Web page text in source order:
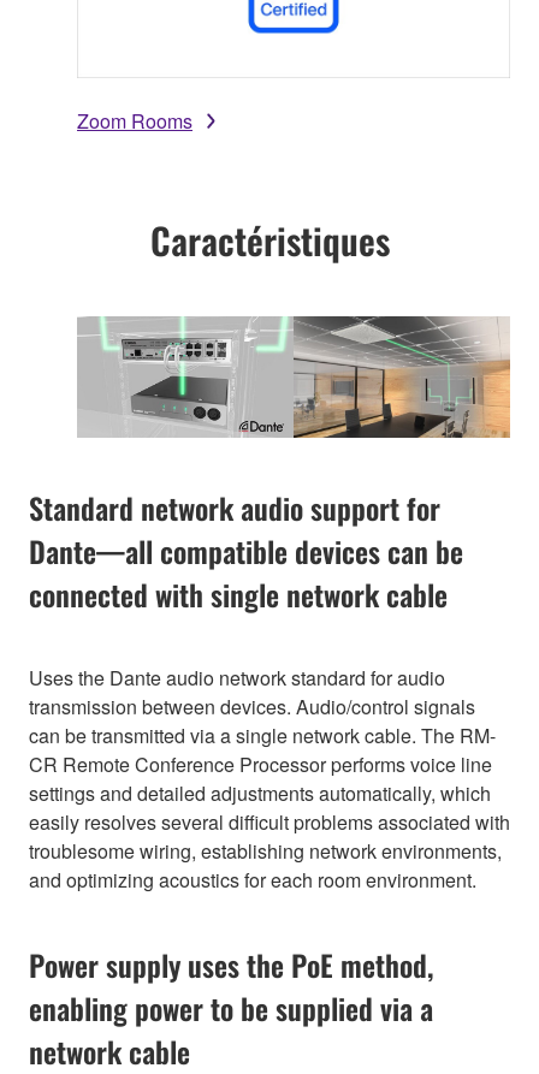
Zoom Rooms
Caractéristiques
Standard network audio support for
Dante—all compatible devices can be
connected with single network cable
Uses the Dante audio network standard for audio
transmission between devices. Audio/control signals
can be transmitted via a single network cable. The RM-
CR Remote Conference Processor performs voice line
settings and detailed adjustments automatically, which
easily resolves several difficult problems associated with
troublesome wiring, establishing network environments,
and optimizing acoustics for each room environment.
Power supply uses the PoE method,
enabling power to be supplied via a
network cable